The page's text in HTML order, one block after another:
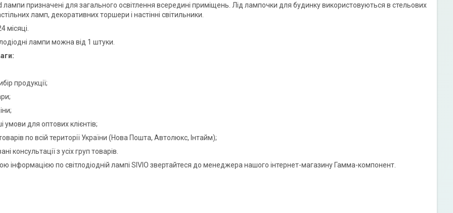
лампи призначені для загального освітлення всередині приміщень. Лід лампочки для будинку використовуються в стельових
ламп, декоративних торшери і настінні світильники.
місяці.
лампи можна від 1 штуки.
продукції;
умови для оптових клієнтів;
по всій території України (Нова Пошта, Автолюкс, Інтайм);
консультації з усіх груп товарів.
інформацією по світлодіодній лампі SIVIO звертайтеся до менеджера нашого інтернет-магазину Гамма-компонент.